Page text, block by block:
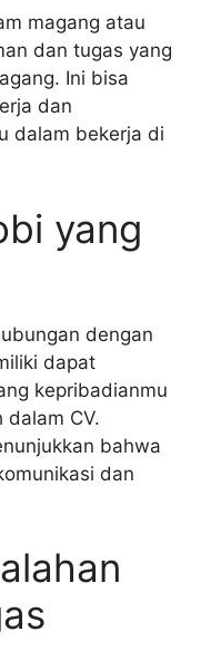
magang atau
dan tugas yang
Ini bisa
dan
dalam bekerja di
yang
dengan
dapat
kepribadianmu
CV.
bahwa
dan